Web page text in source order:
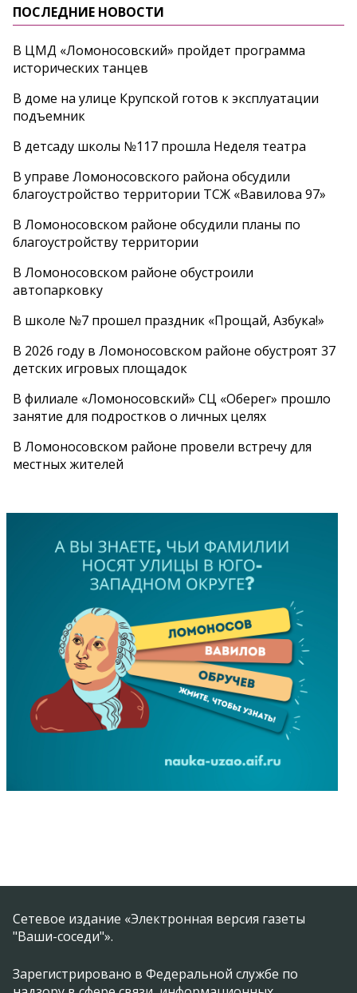
ПОСЛЕДНИЕ НОВОСТИ
В ЦМД «Ломоносовский» пройдет программа
исторических танцев
В доме на улице Крупской готов к эксплуатации
подъемник
В детсаду школы №117 прошла Неделя театра
В управе Ломоносовского района обсудили
благоустройство территории ТСЖ «Вавилова 97»
В Ломоносовском районе обсудили планы по
благоустройству территории
В Ломоносовском районе обустроили
автопарковку
В школе №7 прошел праздник «Прощай, Азбука!»
В 2026 году в Ломоносовском районе обустроят 37
детских игровых площадок
В филиале «Ломоносовский» СЦ «Оберег» прошло
занятие для подростков о личных целях
В Ломоносовском районе провели встречу для
местных жителей
Сетевое издание «Электронная версия газеты
"Ваши-соседи"».
Зарегистрировано в Федеральной службе по